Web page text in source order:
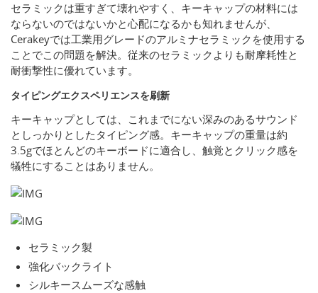
セラミックは重すぎて壊れやすく、キーキャップの材料には
ならないのではないかと心配になるかも知れませんが、
Cerakeyでは工業用グレードのアルミナセラミックを使用する
ことでこの問題を解決。従来のセラミックよりも耐摩耗性と
耐衝撃性に優れています。
タイピングエクスペリエンスを刷新
キーキャップとしては、これまでにない深みのあるサウンド
としっかりとしたタイピング感。キーキャップの重量は約
3.5gでほとんどのキーボードに適合し、触覚とクリック感を
犠牲にすることはありません。
セラミック製
強化バックライト
シルキースムーズな感触